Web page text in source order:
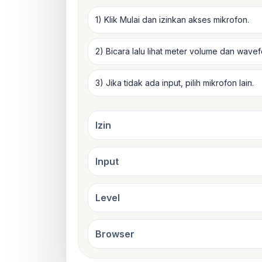
1) Klik Mulai dan izinkan akses mikrofon.
2) Bicara lalu lihat meter volume dan
3) Jika tidak ada input, pilih mikrofon lain.
Izin
Input
Level
Browser